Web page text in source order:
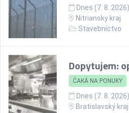
Dnes (7. 8. 2026)
Nitriansky kraj
Stavebníctvo
Dopytujem:
ČAKÁ NA PONUKY
Dnes (7. 8. 2026)
Bratislavský kraj